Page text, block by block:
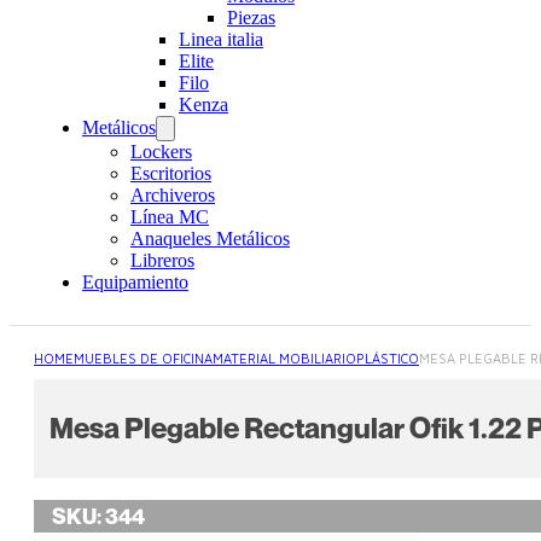
Piezas
Linea italia
Elite
Filo
Kenza
Metálicos
Lockers
Escritorios
Archiveros
Línea MC
Anaqueles Metálicos
Libreros
Equipamiento
HOMEMUEBLES DE OFICINAMATERIAL MOBILIARIOPLÁSTICOMESA PLEGABLE
Mesa Plegable Rectangular Ofik 1.22
SKU:344